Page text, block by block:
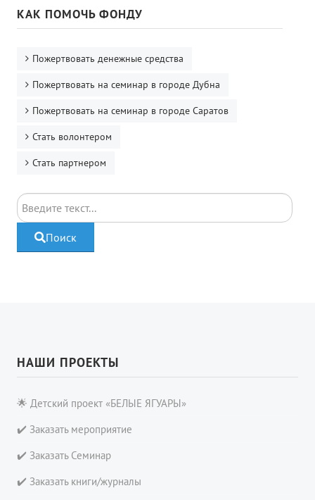
КАК ПОМОЧЬ ФОНДУ
Пожертвовать денежные средства
Пожертвовать на семинар в городе Дубна
Пожертвовать на семинар в городе Саратов
Стать волонтером
Стать партнером
Поиск
Поиск
НАШИ ПРОЕКТЫ
🌟 Детский проект «БЕЛЫЕ ЯГУАРЫ»
✔️ Заказать мероприятие
✔️ Заказать Семинар
✔️ Заказать книги/журналы